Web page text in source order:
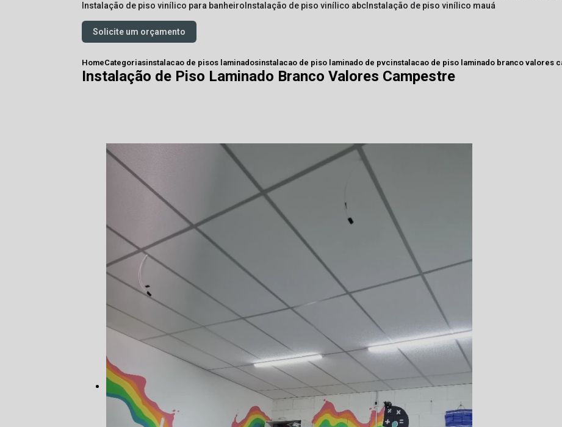
instalação de piso vinílico para banheiro instalação de piso vinílico abc instalação de piso vinílico mauá
Solicite um orçamento
HomeCategoriasinstalacao de pisos laminadosinstalacao de piso laminado de pvcinstalacao de piso laminado branco valores
Instalação de Piso Laminado Branco Valores Campestre